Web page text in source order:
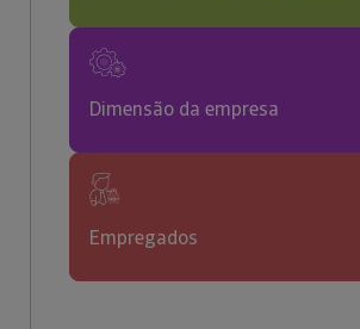
Dimensão da empresa
Empregados